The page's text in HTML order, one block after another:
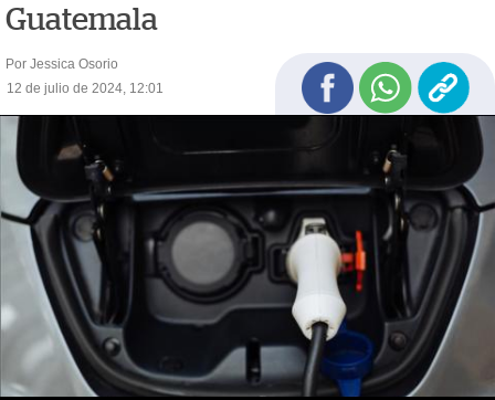
Guatemala
Por Jessica Osorio
12 de julio de 2024, 12:01